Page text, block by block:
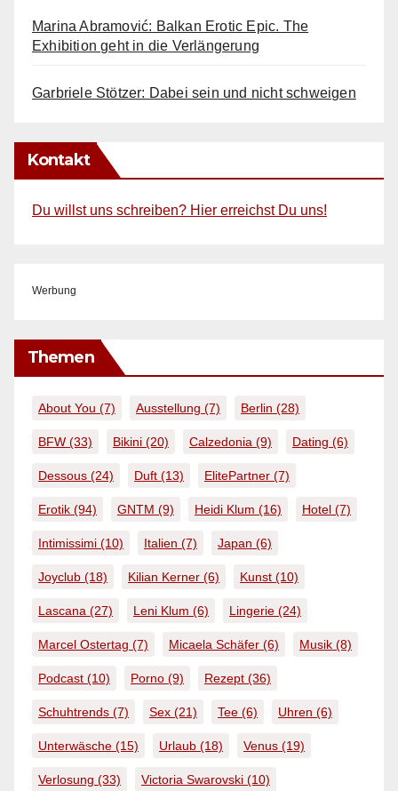
Marina Abramović: Balkan Erotic Epic. The
Exhibition geht in die Verlängerung
Garbriele Stötzer: Dabei sein und nicht schweigen
Kontakt
Du willst uns schreiben? Hier erreichst Du uns!
Werbung
Themen
About You (7) Ausstellung (7) Berlin (28)
BFW (33) Bikini (20) Calzedonia (9) Dating (6)
Dessous (24) Duft (13) ElitePartner (7)
Erotik (94) GNTM (9) Heidi Klum (16) Hotel (7)
Intimissimi (10) Italien (7) Japan (6)
Joyclub (18) Kilian Kerner (6) Kunst (10)
Lascana (27) Leni Klum (6) Lingerie (24)
Marcel Ostertag (7) Micaela Schäfer (6) Musik (8)
Podcast (10) Porno (9) Rezept (36)
Schuhtrends (7) Sex (21) Tee (6) Uhren (6)
Unterwäsche (15) Urlaub (18) Venus (19)
Verlosung (33) Victoria Swarovski (10)